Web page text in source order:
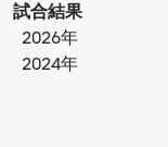
試合結果
2026年
2024年